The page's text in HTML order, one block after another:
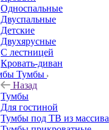
Односпальные
Двуспальные
Детские
Двухярусные
С лестницей
Кровать-диван
Тумбы
Назад
Тумбы
Для гостиной
Тумбы под ТВ из массива